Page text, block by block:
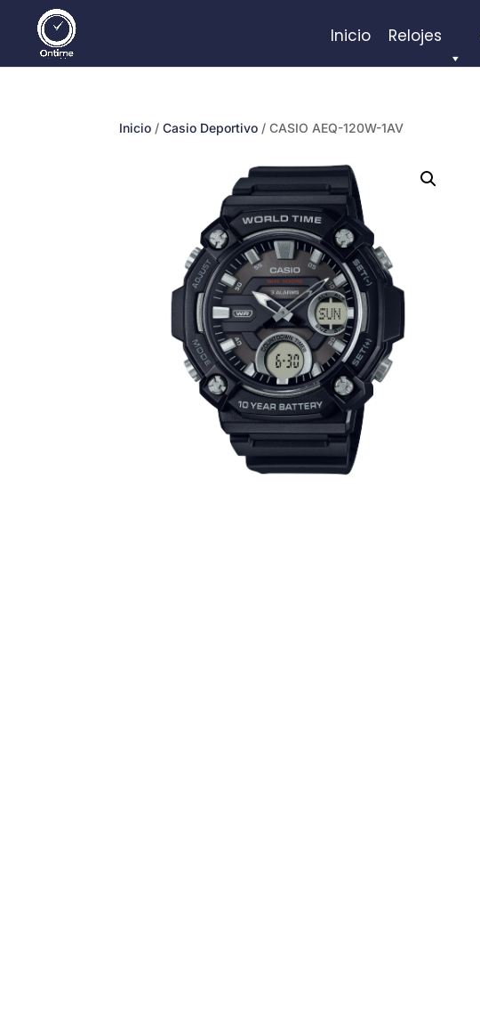
Inicio Relojes
Inicio /Casio Deportivo / CASIO AEQ-120W-1AV